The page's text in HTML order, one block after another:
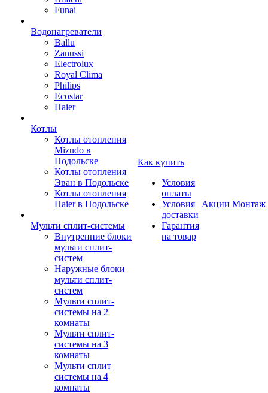
Funai
Водонагреватели
Ballu
Zanussi
Electrolux
Royal Clima
Philips
Ecostar
Haier
Котлы
Котлы отопления
Mizudo в
Подольске
Котлы отопления
Эван в Подольске
Котлы отопления
Haier в Подольске
Мульти сплит-системы
Внутренние блоки
мульти сплит-
систем
Наружные блоки
мульти сплит-
систем
Мульти сплит-
системы на 2
комнаты
Мульти сплит-
системы на 3
комнаты
Мульти сплит
системы на 4
комнаты
Как купить
Условия
оплаты
Условия
доставки
Гарантия
на товар
Акции Монтаж